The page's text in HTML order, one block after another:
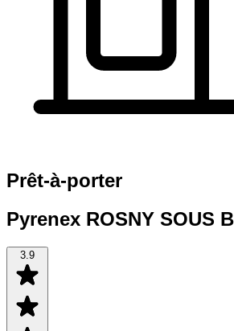
Prêt-à-porter
Pyrenex ROSNY SOUS
3.9